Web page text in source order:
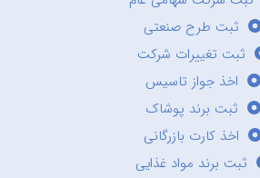
ثبت طرح صنعتی
ثبت تغییرات شرکت
اخذ جواز تاسیس
ثبت برند پوشاک
اخذ کارت بازرگانی
ثبت برند مواد غذایی